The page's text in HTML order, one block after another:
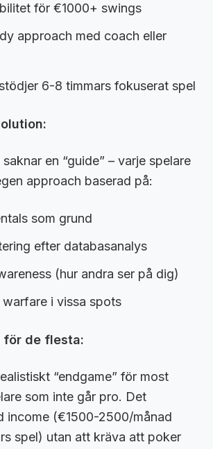
för €1000+ swings
approach med coach eller
6-8 timmars fokuserat spel
en “guide” – varje spelare
approach baserad på:
som grund
efter databasanalys
(hur andra ser på dig)
i vissa spots
för de flesta:
“endgame” för most
som inte går pro. Det
income (€1500-2500/månad
spel) utan att kräva att poker